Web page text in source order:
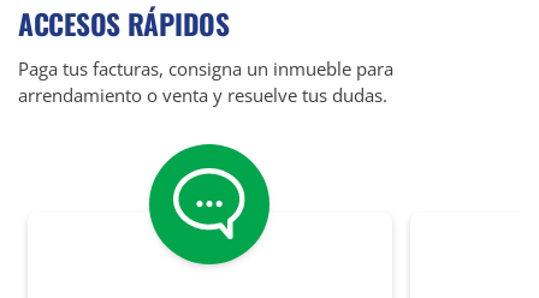
ACCESOS RÁPIDOS
Paga tus facturas, consigna un inmueble para
arrendamiento o venta y resuelve tus dudas.